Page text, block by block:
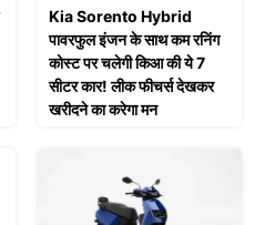
Kia Sorento Hybrid
पावरफुल इंजन के साथ कम रनिंग
कोस्ट पर चलेगी किआ की ये 7
सीटर कार! लीक फीचर्स देखकर
खरीदने का करेगा मन